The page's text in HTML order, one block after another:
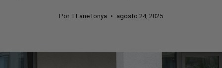
Por T.LaneTonya agosto 24, 2025